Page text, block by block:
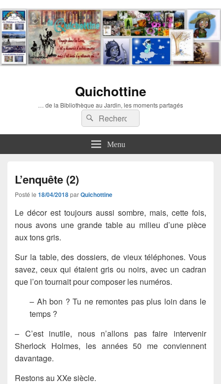
Quichottine
… de la Bibliothèque au Jardin, les moments partagés
Recherche :
Rechercher
Menu
L’enquête (2)
Posté le 18/04/2018parQuichottine
Le décor est toujours aussi sombre, mais, cette fois,
nous avons une grande table au milieu d’une pièce
aux tons gris.
Sur la table, des dossiers, de vieux téléphones. Vous
savez, ceux qui étaient gris ou noirs, avec un cadran
que l’on tournait pour composer les numéros.
– Ah bon ? Tu ne remontes pas plus loin dans le
temps ?
– C’est inutile, nous n’allons pas faire intervenir
Sherlock Holmes, les années 50 me conviennent
davantage.
Restons au XXe siècle.